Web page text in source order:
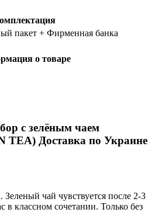
пакет + Фирменная банка
о товаре
с зелёным чаем
Доставка по Украине
чай чувствуется после 2-3
в классном сочетании. Только без